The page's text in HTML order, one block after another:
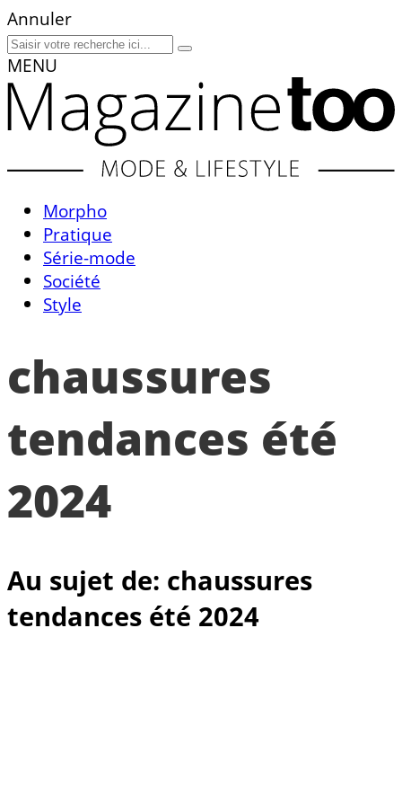
Annuler
MENU
Morpho
Pratique
Série-mode
Société
Style
chaussures
tendances été
2024
Au sujet de: chaussures
tendances été 2024